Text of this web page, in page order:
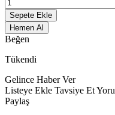
Sepete Ekle
Hemen Al
Beğen
Tükendi
Gelince Haber Ver
Listeye Ekle Tavsiye Et
Paylaş